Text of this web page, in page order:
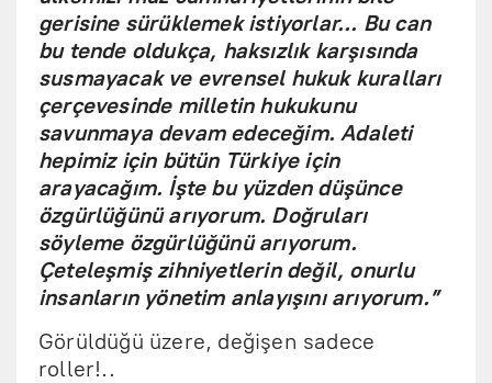
gerisine sürüklemek istiyorlar... Bu can
bu tende oldukça, haksızlık karşısında
susmayacak ve evrensel hukuk kuralları
çerçevesinde milletin hukukunu
savunmaya devam edeceğim. Adaleti
hepimiz için bütün Türkiye için
arayacağım. İşte bu yüzden düşünce
özgürlüğünü arıyorum. Doğruları
söyleme özgürlüğünü arıyorum.
Çeteleşmiş zihniyetlerin değil, onurlu
insanların yönetim anlayışını arıyorum.”
Görüldüğü üzere, değişen sadece
roller!..